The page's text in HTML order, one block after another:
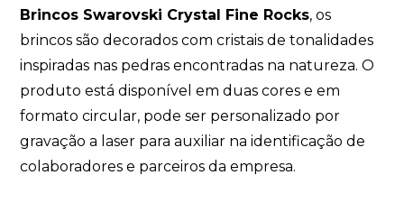
Brincos Swarovski Crystal Fine Rocks, os
brincos são decorados com cristais de tonalidades
inspiradas nas pedras encontradas na natureza. O
produto está disponível em duas cores e em
formato circular, pode ser personalizado por
gravação a laser para auxiliar na identificação de
colaboradores e parceiros da empresa.